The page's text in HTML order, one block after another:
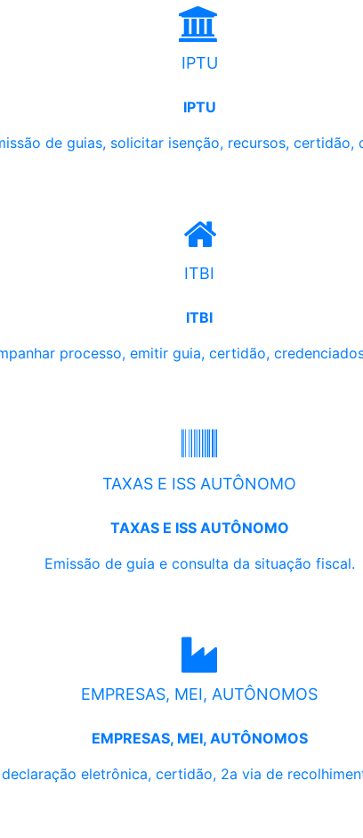
IPTU
IPTU
de guias, solicitar isenção, recursos, certidão,
ITBI
ITBI
processo, emitir guia, certidão,
TAXAS E ISS AUTÔNOMO
TAXAS E ISS AUTÔNOMO
Emissão de guia e consulta da situação fiscal.
EMPRESAS, MEI, AUTÔNOMOS
EMPRESAS, MEI, AUTÔNOMOS
eletrônica, certidão, 2a via de